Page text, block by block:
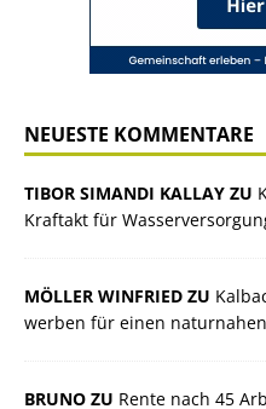
NEUESTE KOMMENTARE
TIBOR SIMANDI KALLAY ZU
Kraftakt für
MÖLLER WINFRIED ZU
werben für einen
BRUNO ZU Rente nach 45